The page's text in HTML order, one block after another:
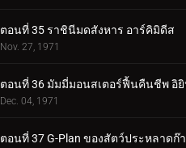
ตอนที่ 35 ราชินีมดสังหาร อาร์คิมิดีส
Nov. 27, 1971
ตอนที่ 36 มัมมี่มอนสเตอร์ฟื้นคืนชีพ อิ
Dec. 04, 1971
ตอนที่ 37 G-Plan ของสัตว์ประหลาดก๊